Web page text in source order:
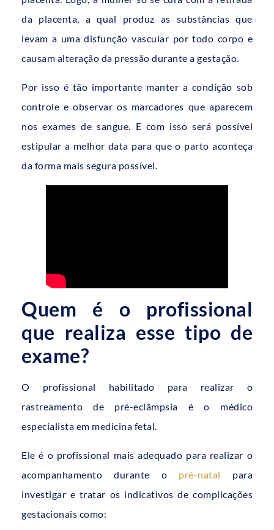
da placenta, a qual produz as substâncias que
levam a uma disfunção vascular por todo corpo e
causam alteração da pressão durante a gestação.
Por isso é tão importante manter a condição sob
controle e observar os marcadores que aparecem
nos exames de sangue. E com isso será possível
estipular a melhor data para que o parto aconteça
da forma mais segura possível.
Quem é o profissional
que realiza esse tipo de
exame?
O profissional habilitado para realizar o
rastreamento de pré-eclâmpsia é o médico
especialista em medicina fetal.
Ele é o profissional mais adequado para realizar o
acompanhamento durante o pré-natal para
investigar e tratar os indicativos de complicações
gestacionais como: